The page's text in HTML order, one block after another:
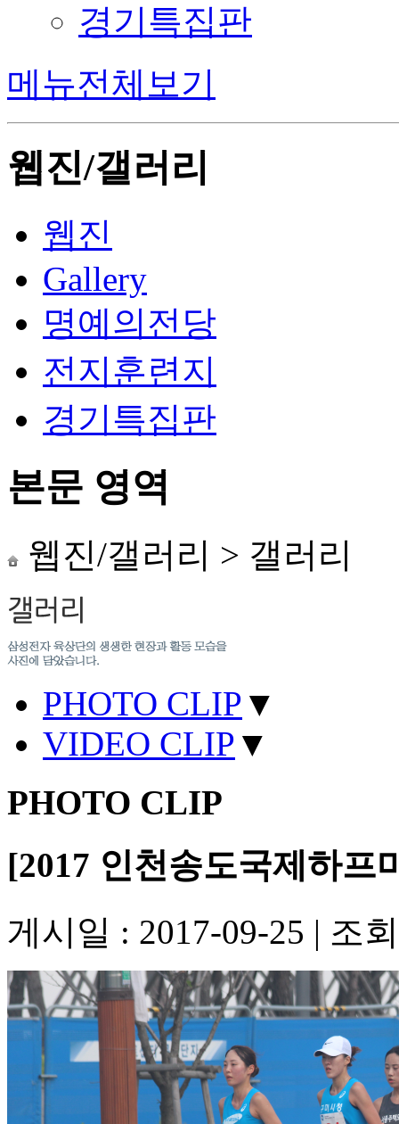
경기특집판
메뉴전체보기
웹진/갤러리
웹진
Gallery
명예의전당
전지훈련지
경기특집판
본문 영역
웹진/갤러리 > 갤러리
PHOTO CLIP ▼
VIDEO CLIP ▼
PHOTO CLIP
[2017 인천송도국제하프
게시일 : 2017-09-25 | 조